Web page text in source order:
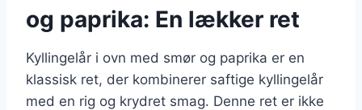
og paprika: En lækker ret
Kyllingelår i ovn med smør og paprika er en
klassisk ret, der kombinerer saftige kyllingelår
med en rig og krydret smag. Denne ret er ikke